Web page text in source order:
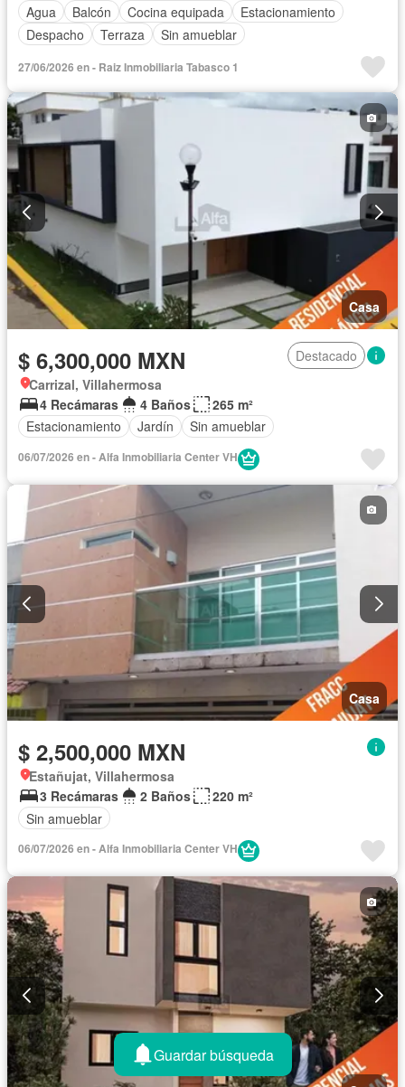
Agua
Balcón Cocina equipada
Estacionamiento
Despacho
Terraza Sin amueblar
27/06/2026 en - Raiz Inmobiliaria Tabasco 1
Casa
$ 6,300,000 MXN
Destacado
Carrizal, Villahermosa
4 Recámaras
4 Baños
265 m²
Estacionamiento
Jardín Sin amueblar
06/07/2026 en - Alfa Inmobiliaria Center VH
Casa
$ 2,500,000 MXN
Estañujat, Villahermosa
3 Recámaras
2 Baños
220 m²
Sin amueblar
06/07/2026 en - Alfa Inmobiliaria Center VH
Guardar búsqueda